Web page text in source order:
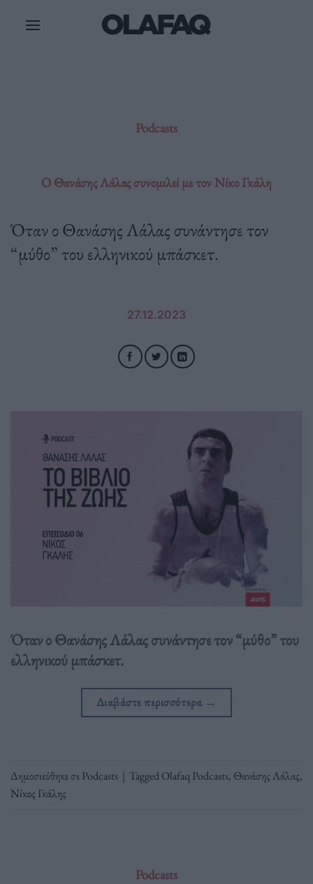
Podcasts
Ο Θανάσης Λάλας συνομιλεί με τον Νίκο Γκάλη
Όταν ο Θανάσης Λάλας συνάντησε τον
“μύθο” του ελληνικού μπάσκετ.
27.12.2023
Όταν ο Θανάσης Λάλας συνάντησε τον “μύθο” του
ελληνικού μπάσκετ.
Διαβάστε περισσότερα →
Δημοσιεύθηκε σεPodcasts | TaggedOlafaq Podcasts, Θανάσης Λάλας,
Νίκος Γκάλης
Podcasts